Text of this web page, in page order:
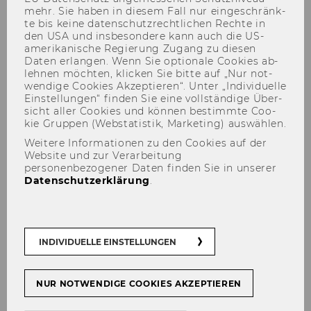
Herzlich Willkommen an der
Abteilung für Kartellrecht und
Digitalisierung!
mehr. Sie haben in die­sem Fall nur ein­ge­schränk­
te bis keine da­ten­schutz­recht­li­chen Rech­te in
den USA und ins­be­son­de­re kann auch die US-​
amerikanische Re­gie­rung Zu­gang zu die­sen
Daten er­lan­gen. Wenn Sie op­tio­na­le Coo­kies ab­
leh­nen möch­ten, kli­cken Sie bitte auf „Nur not­
wen­di­ge Coo­kies Ak­zep­tie­ren“. Unter „In­di­vi­du­el­le
Ein­stel­lun­gen“ fin­den Sie eine voll­stän­di­ge Über­
sicht aller Coo­kies und kön­nen be­stimm­te Coo­
kie Grup­pen (Web­sta­tis­tik, Mar­ke­ting) aus­wäh­len.
Weitere Informationen zu den Cookies auf der
Website und zur Verarbeitung
personenbezogener Daten finden Sie in unserer
Datenschutzerklärung.
INDIVIDUELLE EINSTELLUNGEN
NUR NOTWENDIGE COOKIES AKZEPTIEREN